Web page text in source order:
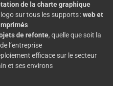
de la charte graphique
sur tous les supports :web et
de refonte, quelle que soit la
l’entreprise
efficace sur le secteur
et ses environs